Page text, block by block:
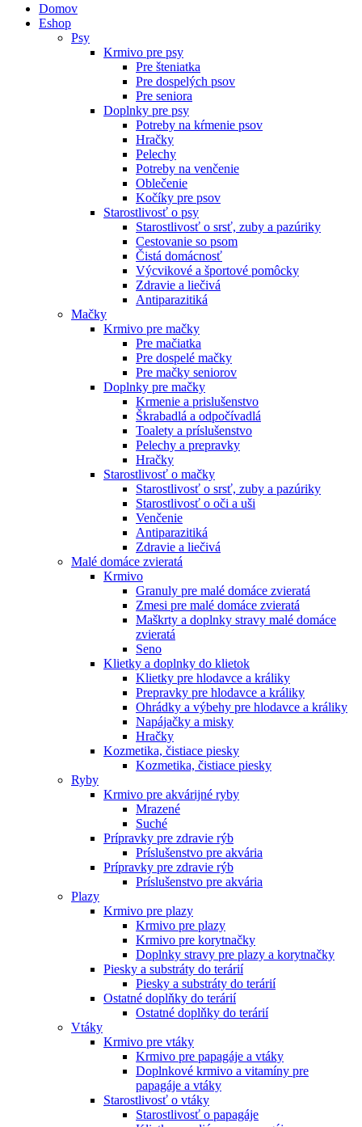
Domov
Eshop
Psy
Krmivo pre psy
Pre šteniatka
Pre dospelých psov
Pre seniora
Doplnky pre psy
Potreby na kŕmenie psov
Hračky
Pelechy
Potreby na venčenie
Oblečenie
Kočíky pre psov
Starostlivosť o psy
Starostlivosť o srsť, zuby a pazúriky
Cestovanie so psom
Čistá domácnosť
Výcvikové a športové pomôcky
Zdravie a liečivá
Antiparazitiká
Mačky
Krmivo pre mačky
Pre mačiatka
Pre dospelé mačky
Pre mačky seniorov
Doplnky pre mačky
Krmenie a prislušenstvo
Škrabadlá a odpočívadlá
Toalety а príslušenstvo
Pelechy a prepravky
Hračky
Starostlivosť o mačky
Starostlivosť o srsť, zuby a pazúriky
Starostlivosť o oči a uši
Venčenie
Antiparazitiká
Zdravie a liečivá
Malé domáce zvieratá
Krmivo
Granuly pre malé domáce zvieratá
Zmesi pre malé domáce zvieratá
Maškrty a doplnky stravy malé domáce
zvieratá
Seno
Klietky a doplnky do klietok
Klietky pre hlodavce a králiky
Prepravky pre hlodavce a králiky
Ohrádky a výbehy pre hlodavce a králiky
Napájačky a misky
Hračky
Kozmetika, čistiace piesky
Kozmetika, čistiace piesky
Ryby
Krmivo pre akvárijné ryby
Mrazené
Suché
Prípravky pre zdravie rýb
Príslušenstvo pre akvária
Prípravky pre zdravie rýb
Príslušenstvo pre akvária
Plazy
Krmivo pre plazy
Krmivo pre plazy
Krmivo pre korytnačky
Doplnky stravy pre plazy a korytnačky
Piesky a substráty do terárií
Piesky a substráty do terárií
Ostatné doplňky do terárií
Ostatné doplňky do terárií
Vtáky
Krmivo pre vtáky
Krmivo pre papagáje a vtáky
Doplnkové krmivo a vitamíny pre
papagáje a vtáky
Starostlivosť o vtáky
Starostlivosť o papagáje